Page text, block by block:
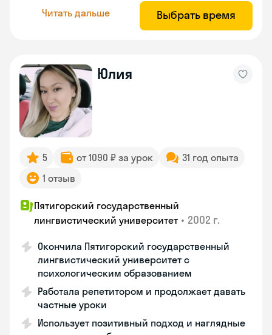
Читать дальше Выбрать время
Юлия
5 от 1090 ₽ за урок
31 год опыта
1 отзыв
Пятигорский государственный
лингвистический университет • 2002 г.
Окончила Пятигорский государственный
лингвистический университет с
психологическим образованием
Работала репетитором и продолжает давать
частные уроки
Использует позитивный подход и наглядные